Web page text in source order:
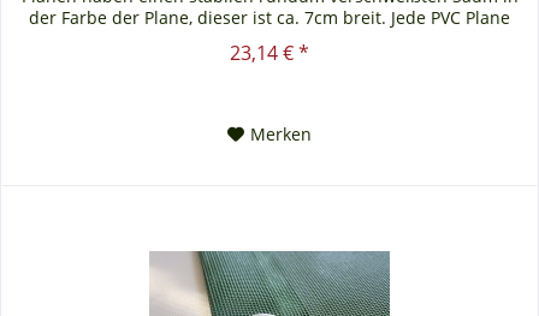
der Farbe der Plane, dieser ist ca. 7cm breit. Jede PVC Plane
23,14 € *
Merken